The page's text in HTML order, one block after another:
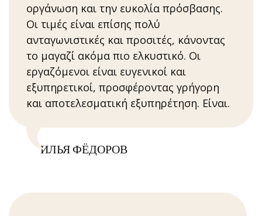
οργάνωση και την ευκολία πρόσβασης.
Οι τιμές είναι επίσης πολύ
ανταγωνιστικές και προσιτές, κάνοντας
το μαγαζί ακόμα πιο ελκυστικό. Οι
εργαζόμενοι είναι ευγενικοί και
εξυπηρετικοί, προσφέροντας γρήγορη
και αποτελεσματική εξυπηρέτηση. Είναι.
ИЛЬЯ ФЁДОРОВ